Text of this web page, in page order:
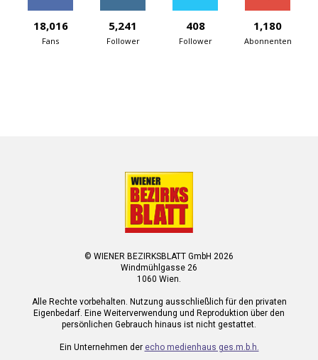
18,016
Fans
5,241
Follower
408
Follower
1,180
Abonnenten
© WIENER BEZIRKSBLATT GmbH 2026
Windmühlgasse 26
1060 Wien.
Alle Rechte vorbehalten. Nutzung ausschließlich für den privaten
Eigenbedarf. Eine Weiterverwendung und Reproduktion über den
persönlichen Gebrauch hinaus ist nicht gestattet.
Ein Unternehmen der echo medienhaus ges.m.b.h.